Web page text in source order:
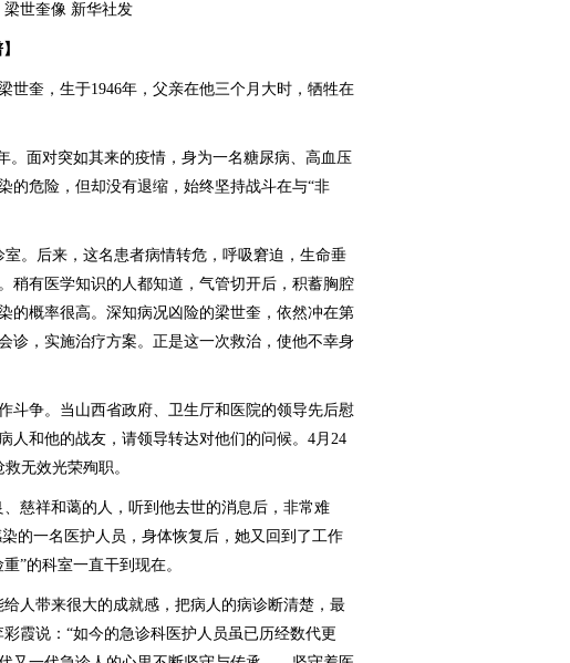
梁世奎像 新华社发
世奎，生于1946年，父亲在他三个月大时，牺牲在
面对突如其来的疫情，身为一名糖尿病、高血压
的危险，但却没有退缩，始终坚持战斗在与“非
。后来，这名患者病情转危，呼吸窘迫，生命垂
稍有医学知识的人都知道，气管切开后，积蓄胸腔
的概率很高。深知病况凶险的梁世奎，依然冲在第
诊，实施治疗方案。正是这一次救治，使他不幸身
争。当山西省政府、卫生厅和医院的领导先后慰
人和他的战友，请领导转达对他们的问候。4月24
无效光荣殉职。
祥和蔼的人，听到他去世的消息后，非常难
的一名医护人员，身体恢复后，她又回到了工作
”的科室一直干到现在。
带来很大的成就感，把病人的病诊断清楚，最
霞说：“如今的急诊科医护人员虽已历经数代更